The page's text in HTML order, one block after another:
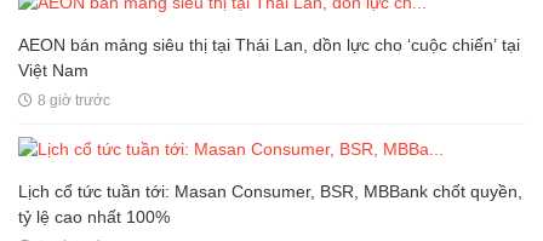
AEON bán mảng siêu thị tại Thái Lan, dồn lực cho ‘cuộc chiến’ tại
Việt Nam
8 giờ trước
Lịch cổ tức tuần tới: Masan Consumer, BSR, MBBank chốt quyền,
tỷ lệ cao nhất 100%